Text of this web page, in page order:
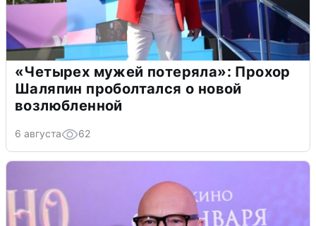
«Четырех мужей потеряла»: Прохор
Шаляпин проболтался о новой
возлюбленной
6 августа 62